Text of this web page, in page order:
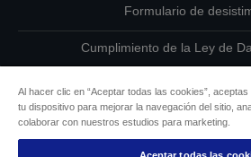
Formulario de
Cumplimiento de la Ley de
Información sobre
Al hacer clic en “Aceptar todas las cookies”,
tu dispositivo para mejorar la navegación del sitio,
colaborar con nuestros estudios para marketing.